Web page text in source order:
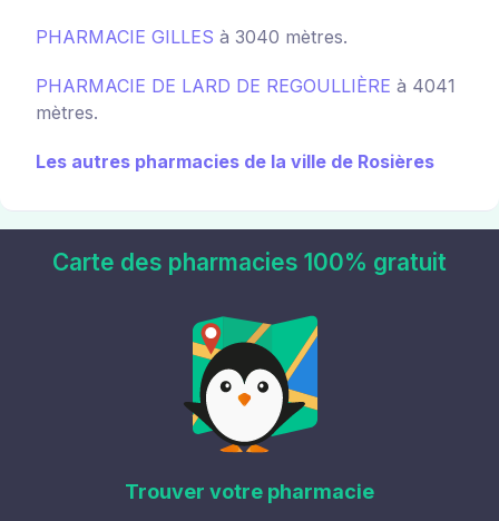
PHARMACIE GILLES à 3040 mètres.
PHARMACIE DE LARD DE REGOULLIÈRE à 4041
mètres.
Les autres pharmacies de la ville de Rosières
Carte des pharmacies 100% gratuit
Trouver votre pharmacie